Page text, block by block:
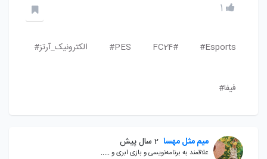
1
Esports#
FC24#
PES# الکترونیک_آرتز#
فیفا#
میم مثل مهسا 2 سال پیش
علاقمند به برنامه‌نویسی و بازی ابری و .....